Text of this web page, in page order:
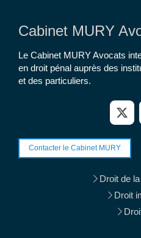
Cabinet MURY
Le Cabinet MURY Avocats
en droit pénal auprès des
et des particuliers.
Contacter le Cabinet MURY
Droit de
Droit